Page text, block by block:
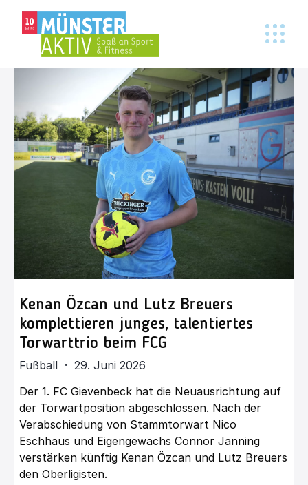
Kenan Özcan und Lutz Breuers
komplettieren junges, talentiertes
Torwarttrio beim FCG
Fußball · 29. Juni 2026
Der 1. FC Gievenbeck hat die Neuausrichtung auf
der Torwartposition abgeschlossen. Nach der
Verabschiedung von Stammtorwart Nico
Eschhaus und Eigengewächs Connor Janning
verstärken künftig Kenan Özcan und Lutz Breuers
den Oberligisten.